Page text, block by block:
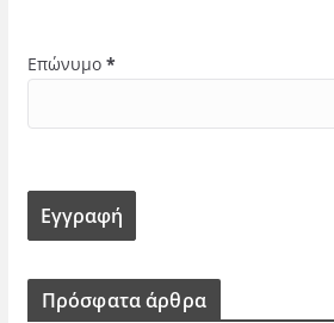
Επώνυμο *
Πρόσφατα άρθρα